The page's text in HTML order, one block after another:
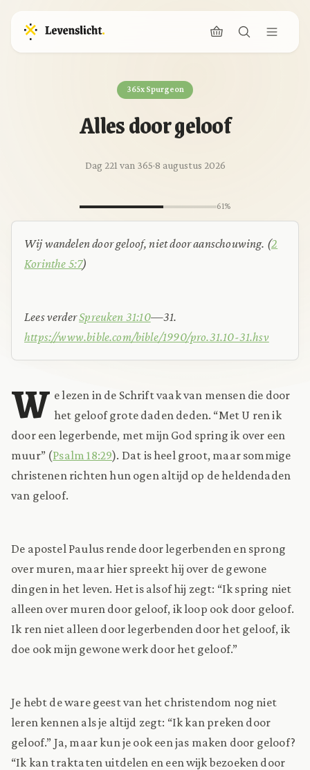
365x Spurgeon
Alles door geloof
Dag 221 van 365·8 augustus 2026
61%
Wij wandelen door geloof, niet door aanschouwing. (2
Korinthe 5:7)
Lees verderSpreuken 31:10—31.
https://www.bible.com/bible/1990/pro.31.10-31.hsv
W e lezen in de Schrift vaak van mensen die door
het geloof grote daden deden. “Met U ren ik
door een legerbende, met mijn God spring ik over een
muur” (Psalm 18:29). Dat is heel groot, maar sommige
christenen richten hun ogen altijd op de heldendaden
van geloof.
De apostel Paulus rende door legerbenden en sprong
over muren, maar hier spreekt hij over de gewone
dingen in het leven. Het is alsof hij zegt: “Ik spring niet
alleen over muren door geloof, ik loop ook door geloof.
Ik ren niet alleen door legerbenden door het geloof, ik
doe ook mijn gewone werk door het geloof.”
Je hebt de ware geest van het christendom nog niet
leren kennen als je altijd zegt: “Ik kan preken door
geloof.” Ja, maar kun je ook een jas maken door geloof?
“Ik kan traktaten uitdelen en een wijk bezoeken door